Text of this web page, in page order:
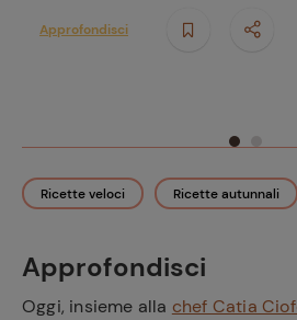
Ricette veloci Ricette autunnali
Approfondisci
Oggi, insieme alla chef Catia
Approfondisci